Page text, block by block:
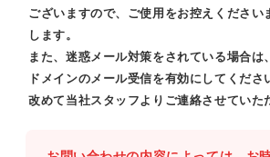
ございますので、ご使用をお控えください
します。
また、迷惑メール対策をされている場合は
ドメインのメール受信を有効にしてくださ
改めて当社スタッフよりご連絡させていた